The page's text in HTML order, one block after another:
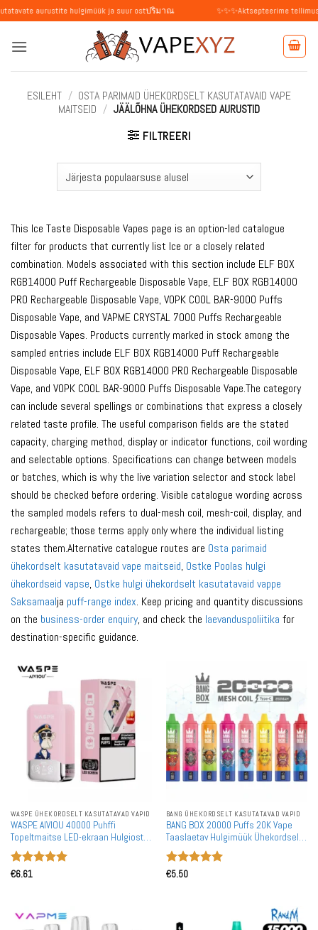
Skip
to
content
hulgimüük ja suur ostปริมาณ ✨✨✨Aktsepteerime tellimusi
ESILEHT / OSTA PARIMAID ÜHEKORDSELT KASUTATAVAID VAPE
MAITSEID / JÄÄLÕHNA ÜHEKORDSED AURUSTID
FILTREERI
This Ice Taste Disposable Vapes page is an option-led catalogue
filter for products that currently list Ice or a closely related
combination. Models associated with this section include ELF BOX
RGB14000 Puff Rechargeable Disposable Vape, ELF BOX RGB14000
PRO Rechargeable Disposable Vape, VOPK COOL BAR-9000 Puffs
Disposable Vape, and VAPME CRYSTAL 7000 Puffs Rechargeable
Disposable Vapes. Products currently marked in stock among the
sampled entries include ELF BOX RGB14000 Puff Rechargeable
Disposable Vape, ELF BOX RGB14000 PRO Rechargeable Disposable
Vape, and VOPK COOL BAR-9000 Puffs Disposable Vape.The category
can include several spellings or combinations that express a closely
related taste profile. The useful comparison fields are the stated
capacity, charging method, display or indicator functions, coil wording
and selectable options. Specifications can change between models
or batches, which is why the live variation selector and stock label
should be checked before ordering. Visible catalogue wording across
the sampled models refers to dual-mesh coil, mesh-coil, display, and
rechargeable; those terms apply only where the individual listing
states them.Alternative catalogue routes are Osta parimaid
ühekordselt kasutatavaid vape maitseid, Ostke Poolas hulgi
ühekordseid vapse, Ostke hulgi ühekordselt kasutatavaid vappe
Saksamaalja puff-range index. Keep pricing and quantity discussions
on the business-order enquiry, and check the laevanduspoliitika for
destination-specific guidance.
WASPE ÜHEKORDSELT KASUTATAVAD VAPID
WASPE AIVIOU 40000 Puhffi
Topeltmaitse LED-ekraan Hulgiostu
Laetav Ühekordselt Kasutatav Vape
Hulgimüük
Hinnanguga
€6.61
BANG ÜHEKORDSELT KASUTATAVAD VAPID
BANG BOX 20000 Puffs 20K Vape
Taaslaetav Hulgimüük Ühekordselt
Kasutatav Vape Hulgiostmine
Hinnanguga
€5.50